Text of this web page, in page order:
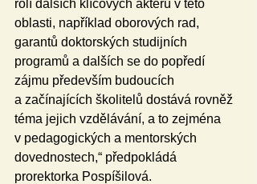
rolí dalších klíčových aktérů v této
oblasti, například oborových rad,
garantů doktorských studijních
programů a dalších se do popředí
zájmu především budoucích
a začínajících školitelů dostává rovněž
téma jejich vzdělávání, a to zejména
v pedagogických a mentorských
dovednostech,“ předpokládá
prorektorka Pospíšilová.